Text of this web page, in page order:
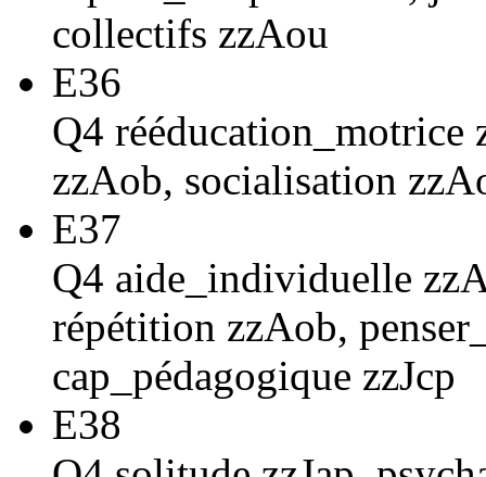
collectifs zzAou
E36
Q4 rééducation_motrice
zzAob, socialisation
E37
Q4 aide_individuelle
répétition zzAob,
cap_pédagogique zzJcp
E38